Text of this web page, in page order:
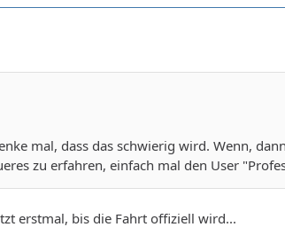
mal, dass das schwierig wird. Wenn,
zu erfahren, einfach mal den User
erstmal, bis die Fahrt offiziell wird...